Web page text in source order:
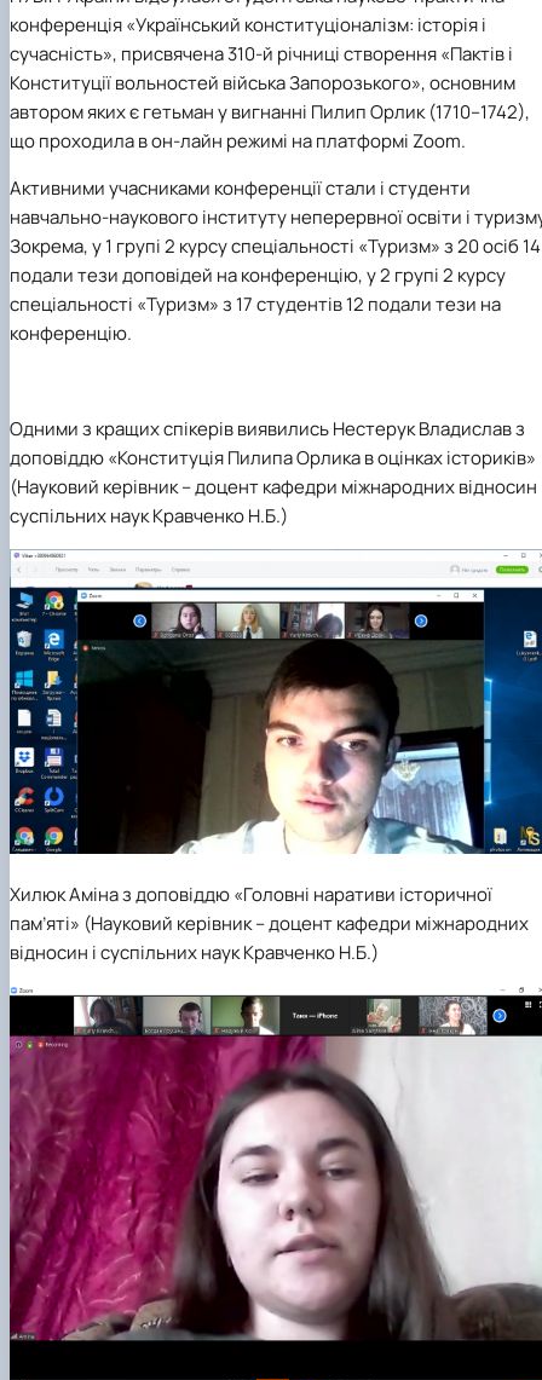
Підготовка до вступу в аспірантуру
Правила прийому 2026
Контактні дані
Профорієнтаційна діяльність
Профорієнтаційна робота
Дні відкритих дверей
Інформація і політика
HistoryEU
конференція «Український конституціоналізм: історія і
сучасність», присвячена310-й річниці створення «Пактів і
Конституції вольностей війська Запорозького», основним
автором яких є гетьман у вигнанні Пилип Орлик (1710–1742),
що проходила в он-лайн режимі на платформіZoom.
Активними учасниками конференції стали і студенти
навчально-наукового інституту неперервної освіти і
Зокрема, у 1 групі 2 курсу спеціальності «Туризм» з 20 осіб 14
подали тези доповідей на конференцію, у 2 групі 2 курсу
спеціальності «Туризм» з 17 студентів 12 подали тези на
конференцію.
Одними з кращих спікерів виявились Нестерук Владиславз
доповіддю«Конституція Пилипа Орлика в оцінках істориків»
(Науковий керівник –доцент кафедри міжнародних відносин
суспільних наук Кравченко Н.Б.)
Хилюк Аміна з доповіддю «Головні наративи історичної
пам’яті» (Науковий керівник –доцент кафедри міжнародних
відносин і суспільних наук Кравченко Н.Б.)